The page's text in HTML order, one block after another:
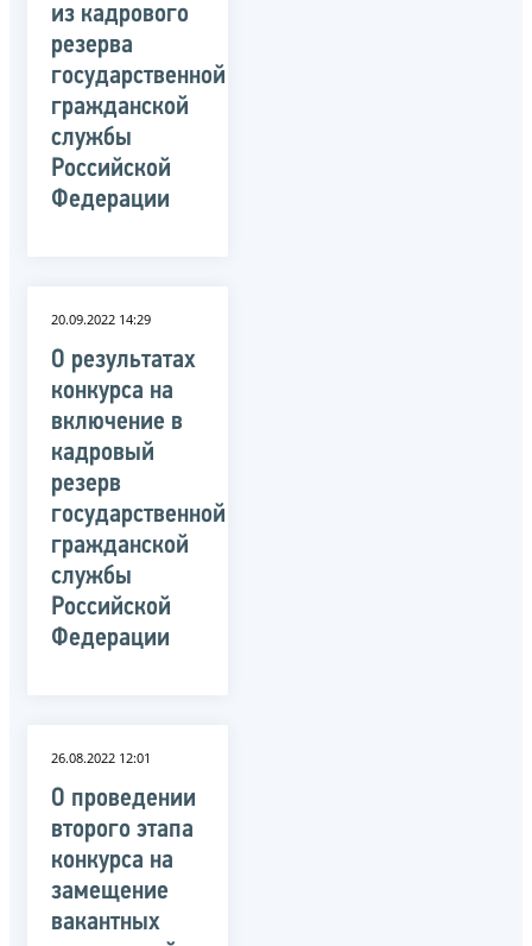
из кадрового
резерва
государственной
гражданской
службы
Российской
Федерации
20.09.2022 14:29
О результатах
конкурса на
включение в
кадровый
резерв
государственной
гражданской
службы
Российской
Федерации
26.08.2022 12:01
О проведении
второго этапа
конкурса на
замещение
вакантных